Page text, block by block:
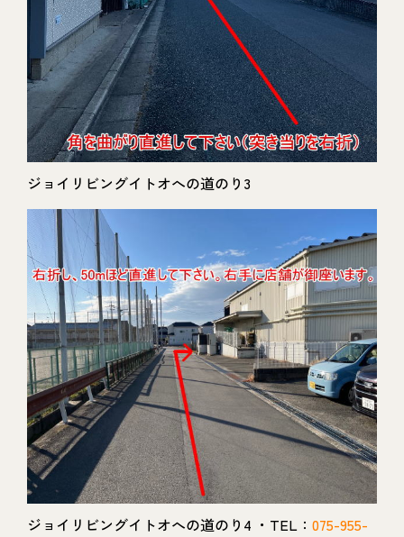
ジョイリビングイトオへの道のり3
ジョイリビングイトオへの道のり4 ・TEL： 075-955-